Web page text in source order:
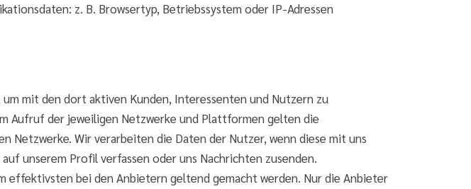
z. B. Browsertyp, Betriebssystem oder IP-Adressen
mit den dort aktiven Kunden, Interessenten und Nutzern zu
Aufruf der jeweiligen Netzwerke und Plattformen gelten die
Netzwerke. Wir verarbeiten die Daten der Nutzer, wenn diese mit uns
unserem Profil verfassen oder uns Nachrichten zusenden.
bei den Anbietern geltend gemacht werden. Nur die Anbieter